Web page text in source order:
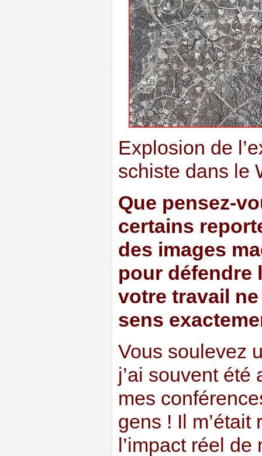
Explosion de
schiste dans le
Que pensez-
certains
des images
pour défendre
votre travail
sens
Vous soulevez
j’ai souvent été
mes
gens ! Il
l’impact réel